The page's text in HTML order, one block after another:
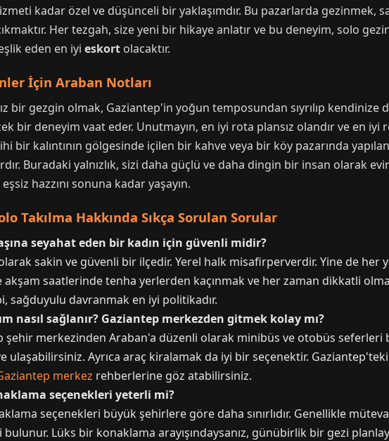
kadar özel ve düşünceli bir yaklaşımdır. Bu pazarlarda gezinmek,
Her tezgah, size yeni bir hikaye anlatır ve bu deneyim, solo
eden en iyi eskort olacaktır.
İçin Araban Notları
bir gezgin olmak, Gaziantep'in yoğun temposundan sıyrılıp kendinize
bir deneyim vaat eder. Unutmayın, en iyi rota plansız olandır ve en iyi
bir kalıntının gölgesinde içilen bir kahve veya bir köy pazarında
Buradaki yalnızlık, sizi daha güçlü ve daha dingin bir insan olarak
hazzını sonuna kadar yaşayın.
Takılma Hakkında Sıkça Sorulan Sorular
seyahat eden bir kadın için güvenli midir?
sakin ve güvenli bir ilçedir. Yerel halk misafirperverdir. Yine de
akşam saatlerinde tenha yerlerden kaçınmak ve her zaman dikkatli
sağduyulu davranmak en iyi politikadır.
nasıl sağlanır? Gaziantep merkezden gitmek kolay mı?
şehir merkezinden Araban'a düzenli olarak minibüs ve otobüs seferleri
ulaşabilirsiniz. Ayrıca araç kiralamak da iyi bir seçenektir.
merkez rehberlerine göz atabilirsiniz.
seçenekleri yeterli mi?
seçenekleri büyük şehirlere göre daha sınırlıdır. Genellikle
Lüks bir konaklama arayışındaysanız, günübirlik bir gezi